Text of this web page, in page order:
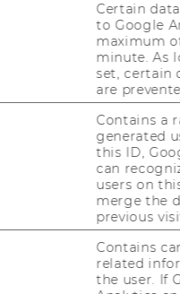
die WU ein
und ÖAMTC an.
Füh­rungs­kräf­te pro
wer­den dabei di­rekt
Netz­werk­statt fin­den
Certain
to Google
maximum
minute. As
set, certain
are
Contains a
generated
this ID,
can
users on
merge the
previous
Contains
related
the user. If